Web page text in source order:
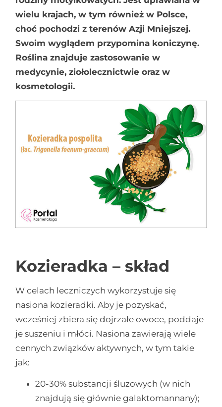
wielu krajach, w tym również w Polsce,
choć pochodzi z terenów Azji Mniejszej.
Swoim wyglądem przypomina koniczynę.
Roślina znajduje zastosowanie w
medycynie, ziołolecznictwie oraz w
kosmetologii.
Kozieradka – skład
W celach leczniczych wykorzystuje się
nasiona kozieradki. Aby je pozyskać,
wcześniej zbiera się dojrzałe owoce, poddaje
je suszeniu i młóci. Nasiona zawierają wiele
cennych związków aktywnych, w tym takie
jak:
20-30% substancji śluzowych (w nich
znajdują się głównie galaktomannany);